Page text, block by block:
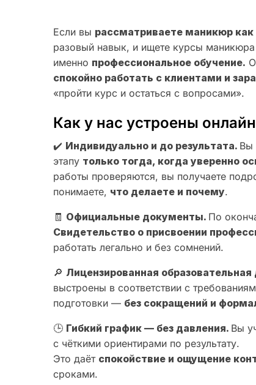
Если вы рассматриваете маникюр
разовый навык, и ищете курсы
именно профессиональное обучение.
спокойно работать с клиентами и
«пройти курс и остаться с вопросами».
Как у нас устроены
✔️ Индивидуально и до результата. Вы
этапу только тогда, когда уверенно
работы проверяются, вы получаете
понимаете, что делаете и почему.
🧾 Официальные документы. По
Свидетельство о присвоении
работать легально и без сомнений.
🔎 Лицензированная образовательная
выстроены в соответствии с
подготовки — без сокращений и
🕒 Гибкий график — без давления. Вы
с чёткими ориентирами по результату.
Это даёт спокойствие и ощущение
сроками.